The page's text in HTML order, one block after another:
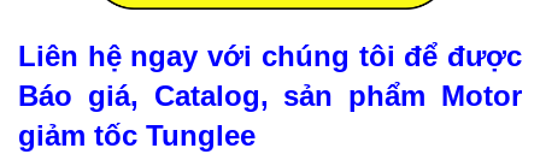
Liên hệ ngay với chúng tôi để được
Báo giá, Catalog, sản phẩm Motor
giảm tốc Tunglee